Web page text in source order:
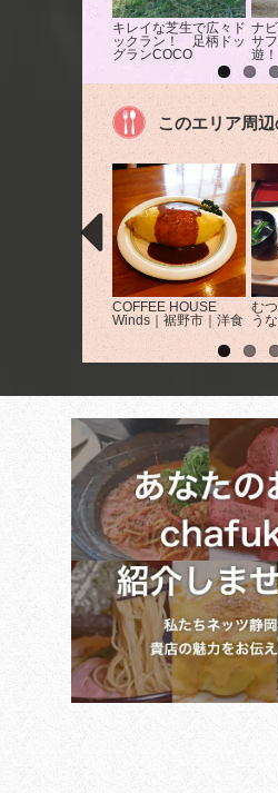
キレイな芝生で広々ド
ックラン！ 足柄ドッ
グランCOCO
ナ
サ
遊！
このエリア周辺
COFFEE HOUSE
Winds｜裾野市｜洋食
む
う